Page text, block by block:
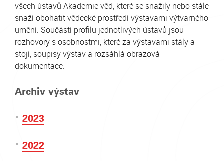
všech ústavů Akademie věd, které se snažily nebo stále
snaží obohatit vědecké prostředí výstavami výtvarného
umění. Součástí profilu jednotlivých ústavů jsou
rozhovory s osobnostmi, které za výstavami stály a
stojí, soupisy výstav a rozsáhlá obrazová
dokumentace.
Archiv výstav
2023
2022